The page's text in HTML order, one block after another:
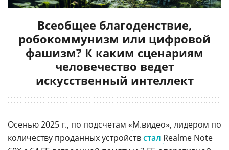
Всеобщее благоденствие,
робокоммунизм или цифровой
фашизм? К каким сценариям
человечество ведет
искусственный интеллект
Осенью 2025 г., по подсчетам «М.видео», лидером по
количеству проданных устройствстал Realme Note